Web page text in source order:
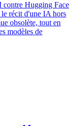
contre Hugging Face
récit d'une IA hors
obsolète, tout en
modèles de